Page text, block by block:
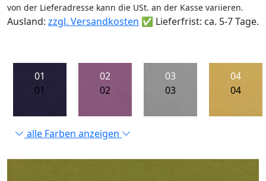
von der Lieferadresse kann die USt. an der Kasse variieren.
Ausland: zzgl. Versandkosten ✅ Lieferfrist: ca. 5-7 Tage.
01
01
02
02
03
03
04
04
alle Farben anzeigen